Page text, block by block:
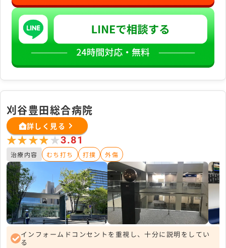
刈谷豊田総合病院
詳しく見る
★★★★★
★★★★★3.81
治療内容 むち打ち 打撲 外傷
インフォームドコンセントを重視し、十分に説明をしてい
る